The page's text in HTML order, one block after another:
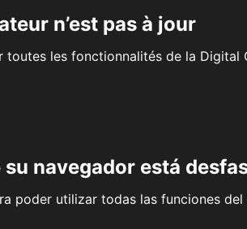
n’est pas à jour
les fonctionnalités de la Digital
navegador está
poder utilizar todas las funciones